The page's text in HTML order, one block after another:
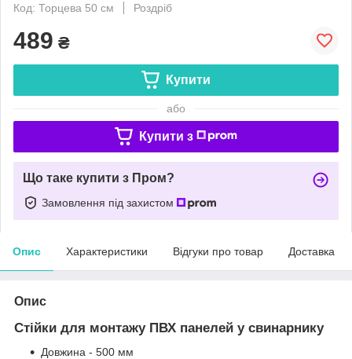
Код: Торцева 50 см
Роздріб
489 ₴
Купити
або
Купити з
Що таке купити з Пром?
Замовлення під захистом
Опис Характеристики Відгуки про товар Доставка
Опис
Стійки для монтажу ПВХ панелей у свинарнику
Довжина - 500 мм